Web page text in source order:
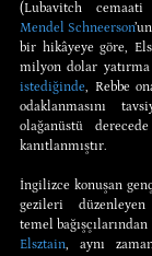
(Lubavitch
Mendel Schneerson
bir hikâyeye göre,
milyon dolar yatırma
istediğinde, Rebbe
odaklanmasını
olağanüstü
kanıtlanmıştır.
İngilizce konuşan
gezileri
temel
Elsztain, aynı